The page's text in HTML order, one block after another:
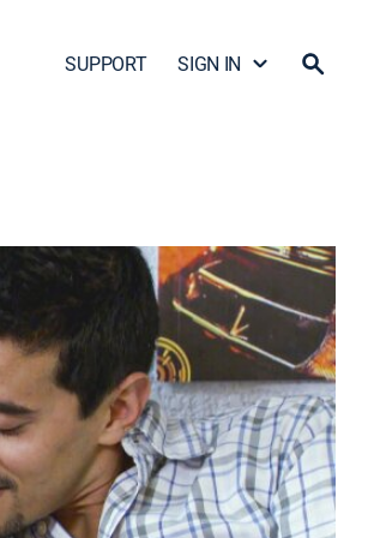
SUPPORT SIGN IN